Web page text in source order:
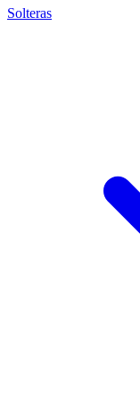
Solteras